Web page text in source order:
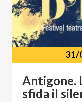
31/
Antigone.
sfida il